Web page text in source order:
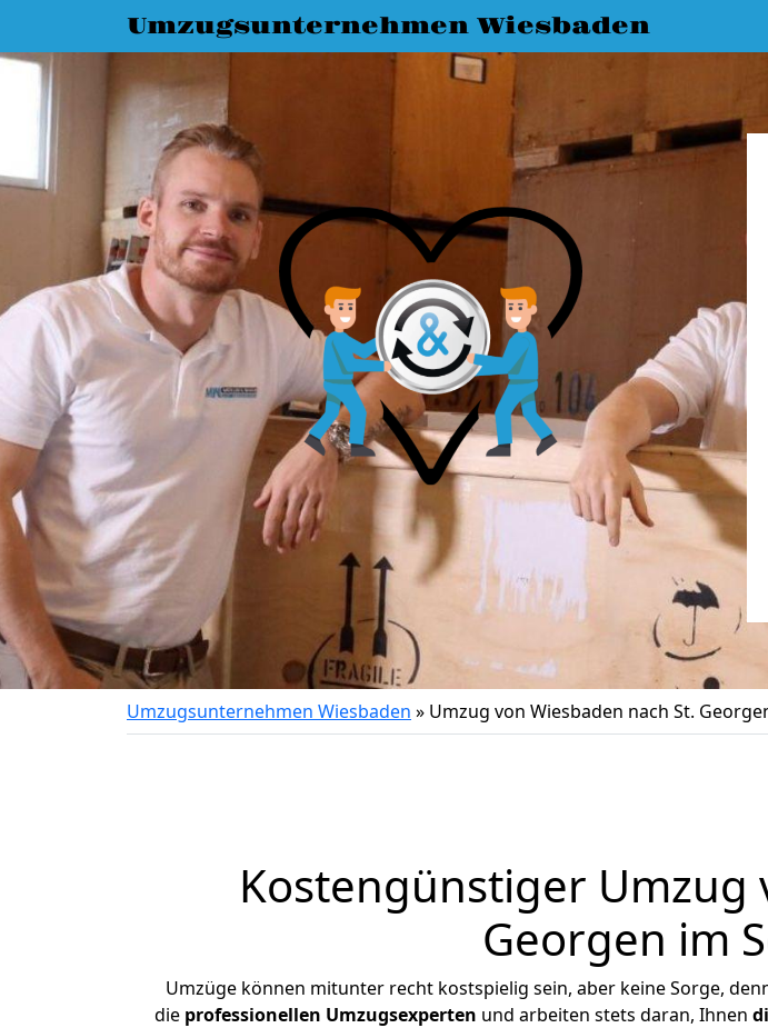
Umzugsunternehmen Wiesbaden
Umzugsunternehmen Wiesbaden » Umzug von Wiesbaden nach St.
Kostengünstiger Umzug
Georgen im
Umzüge können mitunter recht kostspielig sein, aber keine Sorge,
die professionellen Umzugsexperten und arbeiten stets daran, Ihnen